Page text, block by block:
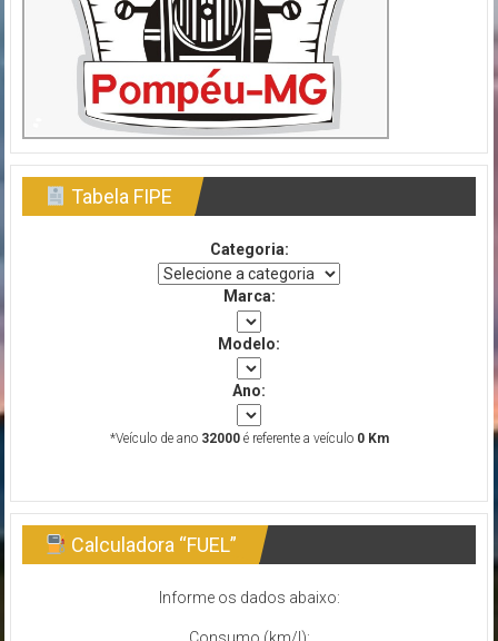
Tabela FIPE
Categoria:
Marca:
Modelo:
Ano:
*Veículo de ano 32000é referente a veículo 0 Km
Calculadora “FUEL”
Informe os dados abaixo:
Fique por dentro das novidades do PORTAL
atualizações em seu e-mail, no seu conforto e
Eventos Notícias Dicas Vídeos